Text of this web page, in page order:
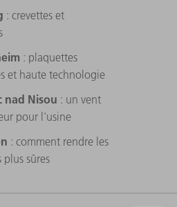
: crevettes et
: plaquettes
et haute technologie
nad Nisou : un vent
pour l'usine
: comment rendre les
plus sûres